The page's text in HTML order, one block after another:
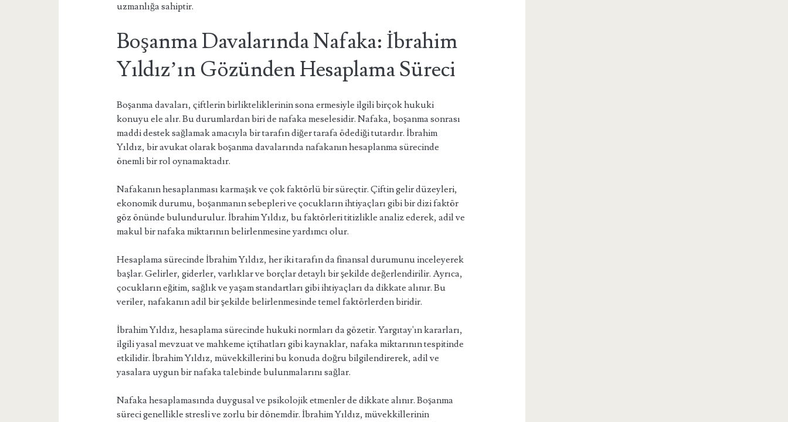
uzmanlığa sahiptir.
Boşanma Davalarında Nafaka: İbrahim
Yıldız’ın Gözünden Hesaplama Süreci
Boşanma davaları, çiftlerin birlikteliklerinin sona ermesiyle ilgili birçok hukuki
konuyu ele alır. Bu durumlardan biri de nafaka meselesidir. Nafaka, boşanma sonrası
maddi destek sağlamak amacıyla bir tarafın diğer tarafa ödediği tutardır. İbrahim
Yıldız, bir avukat olarak boşanma davalarında nafakanın hesaplanma sürecinde
önemli bir rol oynamaktadır.
Nafakanın hesaplanması karmaşık ve çok faktörlü bir süreçtir. Çiftin gelir düzeyleri,
ekonomik durumu, boşanmanın sebepleri ve çocukların ihtiyaçları gibi bir dizi faktör
göz önünde bulundurulur. İbrahim Yıldız, bu faktörleri titizlikle analiz ederek, adil ve
makul bir nafaka miktarının belirlenmesine yardımcı olur.
Hesaplama sürecinde İbrahim Yıldız, her iki tarafın da finansal durumunu inceleyerek
başlar. Gelirler, giderler, varlıklar ve borçlar detaylı bir şekilde değerlendirilir. Ayrıca,
çocukların eğitim, sağlık ve yaşam standartları gibi ihtiyaçları da dikkate alınır. Bu
veriler, nafakanın adil bir şekilde belirlenmesinde temel faktörlerden biridir.
İbrahim Yıldız, hesaplama sürecinde hukuki normları da gözetir. Yargıtay'ın kararları,
ilgili yasal mevzuat ve mahkeme içtihatları gibi kaynaklar, nafaka miktarının tespitinde
etkilidir. İbrahim Yıldız, müvekkillerini bu konuda doğru bilgilendirerek, adil ve
yasalara uygun bir nafaka talebinde bulunmalarını sağlar.
Nafaka hesaplamasında duygusal ve psikolojik etmenler de dikkate alınır. Boşanma
süreci genellikle stresli ve zorlu bir dönemdir. İbrahim Yıldız, müvekkillerinin